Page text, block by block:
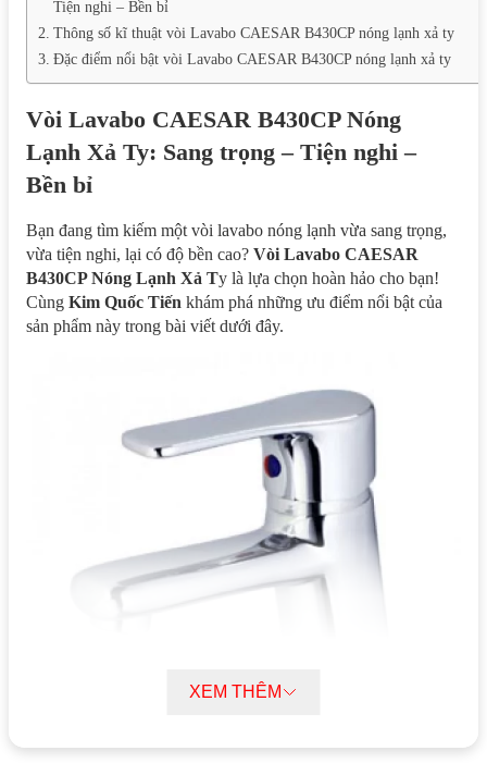
Tiện nghi – Bền bỉ
Thông số kĩ thuật vòi Lavabo CAESAR B430CP nóng lạnh xả ty
Đặc điểm nổi bật vòi Lavabo CAESAR B430CP nóng lạnh xả ty
Vòi Lavabo CAESAR B430CP Nóng
Lạnh Xả Ty: Sang trọng – Tiện nghi –
Bền bỉ
Bạn đang tìm kiếm một vòi lavabo nóng lạnh vừa sang trọng,
vừa tiện nghi, lại có độ bền cao? Vòi Lavabo CAESAR
B430CP Nóng Lạnh Xả Ty là lựa chọn hoàn hảo cho bạn!
Cùng Kim Quốc Tiến khám phá những ưu điểm nổi bật của
sản phẩm này trong bài viết dưới đây.
XEM THÊM